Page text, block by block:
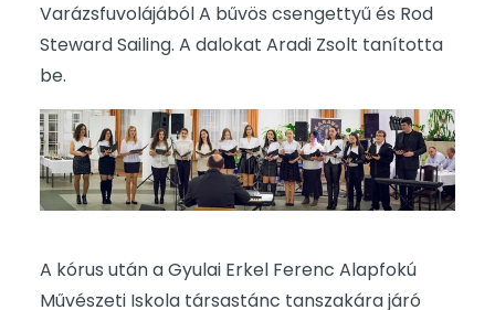
Varázsfuvolájából A bűvös csengettyű és Rod
Steward Sailing. A dalokat Aradi Zsolt tanította
be.
A kórus után a Gyulai Erkel Ferenc Alapfokú
Művészeti Iskola társastánc tanszakára járó